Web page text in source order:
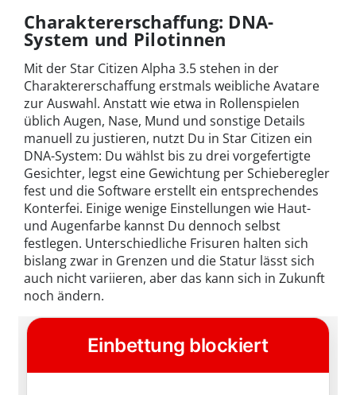
Charaktererschaffung: DNA-
System und Pilotinnen
Mit der Star Citizen Alpha 3.5 stehen in der
Charaktererschaffung erstmals weibliche Avatare
zur Auswahl. Anstatt wie etwa in Rollenspielen
üblich Augen, Nase, Mund und sonstige Details
manuell zu justieren, nutzt Du in Star Citizen ein
DNA-System: Du wählst bis zu drei vorgefertigte
Gesichter, legst eine Gewichtung per Schieberegler
fest und die Software erstellt ein entsprechendes
Konterfei. Einige wenige Einstellungen wie Haut-
und Augenfarbe kannst Du dennoch selbst
festlegen. Unterschiedliche Frisuren halten sich
bislang zwar in Grenzen und die Statur lässt sich
auch nicht variieren, aber das kann sich in Zukunft
noch ändern.